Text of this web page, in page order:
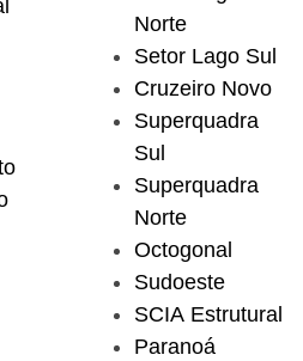
Norte
Setor Lago Sul
Cruzeiro Novo
Superquadra
Sul
Superquadra
Norte
Octogonal
Sudoeste
SCIA Estrutural
Paranoá